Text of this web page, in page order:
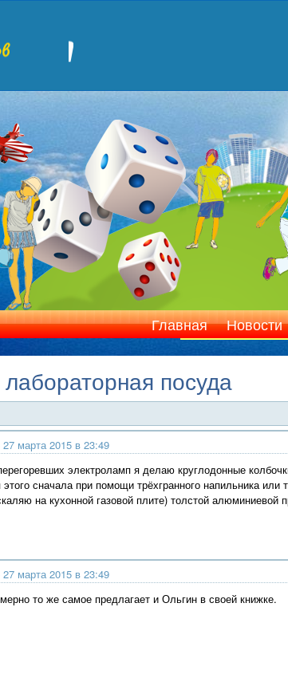
Главная Новости
посуда
27 марта 2015 в 23:49
электроламп я делаю круглодонные
сначала при помощи трёхгранного напильника
на кухонной газовой плите) толстой алюминиевой
марта 2015 в 23:49
то же самое предлагает и Ольгин в своей книжке.